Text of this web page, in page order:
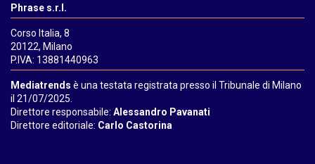
Phrase s.r.l.
Corso Italia, 8
20122, Milano
P.IVA: 13881440963
Mediatrends è una testata registrata presso il Tribunale di Milano
il 21/07/2025.
Direttore responsabile: Alessandro Pavanati
Direttore editoriale: Carlo Castorina